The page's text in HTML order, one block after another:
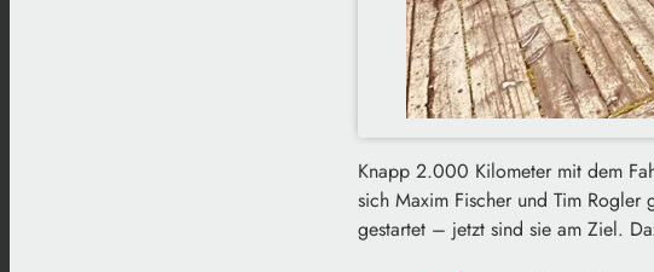
Knapp 2.000 Kilometer mit dem
sich Maxim Fischer und Tim
gestartet – jetzt sind sie am Ziel.